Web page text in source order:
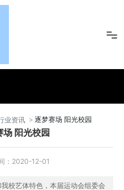
业资讯 逐梦赛场 阳光校园
场 阳光校园
： 2020-12-01
校艺体特色，本届运动会组委会